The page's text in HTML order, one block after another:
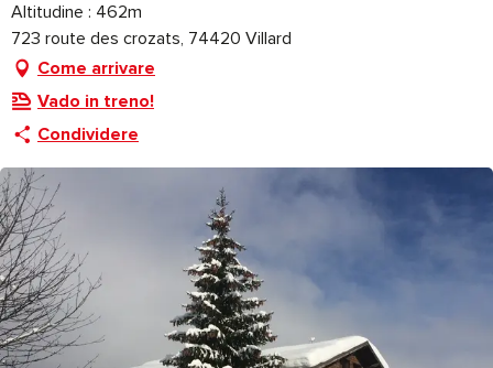
Altitudine : 462m
723 route des crozats, 74420 Villard
Come arrivare
Vado in treno!
Condividere